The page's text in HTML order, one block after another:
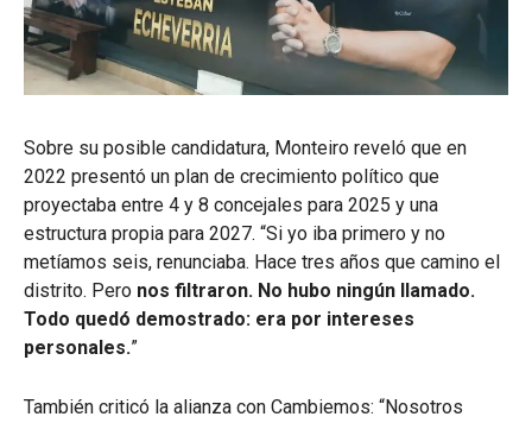
Sobre su posible candidatura, Monteiro reveló que en
2022 presentó un plan de crecimiento político que
proyectaba entre 4 y 8 concejales para 2025 y una
estructura propia para 2027. “Si yo iba primero y no
metíamos seis, renunciaba. Hace tres años que camino el
distrito. Pero nos filtraron. No hubo ningún llamado.
Todo quedó demostrado: era por intereses
personales.”
También criticó la alianza con Cambiemos: “Nosotros